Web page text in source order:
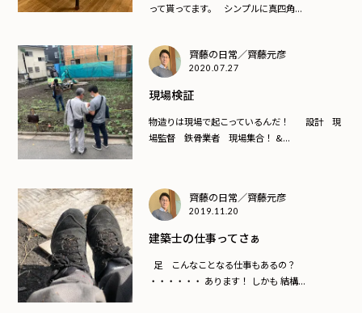
って貰ってます。 シンプルに真四角...
齊藤の日常／齊藤元彦
2020.07.27
現場検証
物造りは現場で起こっているんだ！ 設計 現
場監督 鉄骨業者 現場集合！ &...
齊藤の日常／齊藤元彦
2019.11.20
建築士の仕事ってさぁ
足 こんなことなる仕事もあるの？
・・・・・・ あります！ しかも 結構...